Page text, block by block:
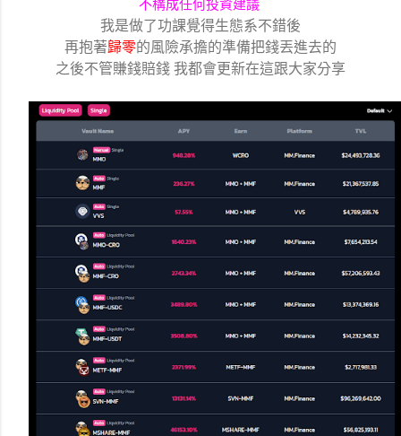
不構成任何投資建議
我是做了功課覺得生態系不錯後
再抱著歸零的風險承擔的準備把錢丟進去的
之後不管賺錢賠錢 我都會更新在這跟大家分享